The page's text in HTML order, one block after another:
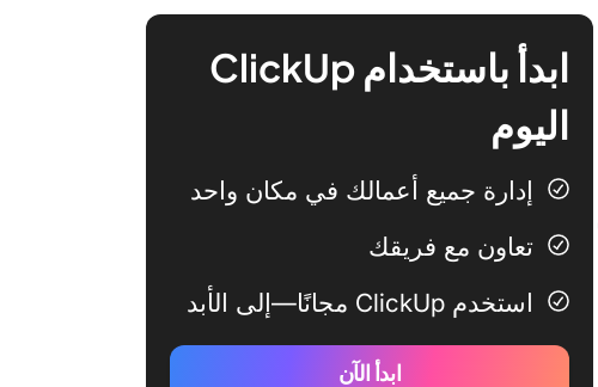
ابدأ باستخدام ClickUp
اليوم
إدارة جميع أعمالك في مكان واحد
تعاون مع فريقك
استخدم ClickUp مجانًا—إلى الأبد
ابدأ الآن